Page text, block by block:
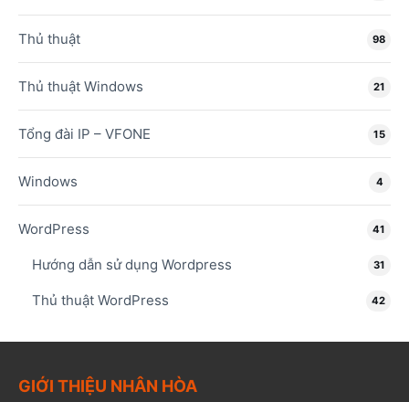
Thủ thuật 98
Thủ thuật Windows 21
Tổng đài IP – VFONE 15
Windows 4
WordPress 41
Hướng dẫn sử dụng Wordpress 31
Thủ thuật WordPress 42
GIỚI THIỆU NHÂN HÒA